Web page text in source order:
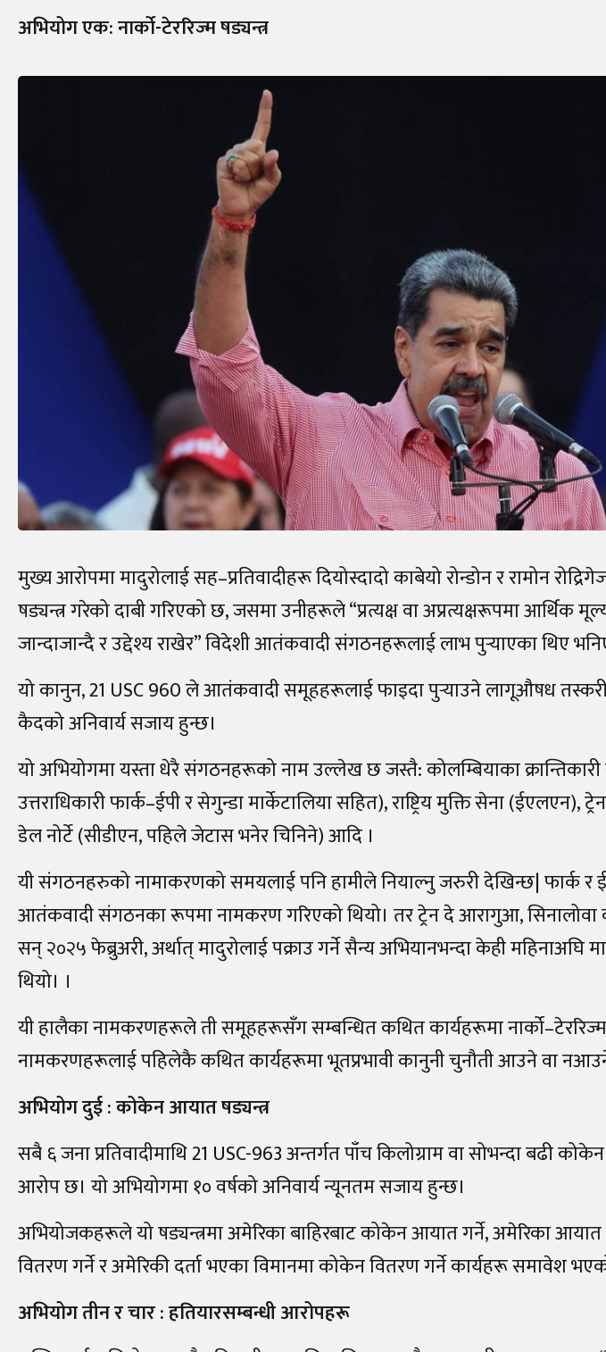
अभियोग एक: नार्को-टेररिज्म षड्यन्त्र
मुख्य आरोपमा मादुरोलाई सह–प्रतिवादीहरू दियोस्दादो काबेयो रोन्डोन र रामोन
षड्यन्त्र गरेको दाबी गरिएको छ, जसमा उनीहरूले “प्रत्यक्ष वा अप्रत्यक्षरूपमा आर्थिक
जान्दाजान्दै र उद्देश्य राखेर” विदेशी आतंकवादी संगठनहरूलाई लाभ पुर्‍याएका थिए
यो कानुन, 21 USC 960ले आतंकवादी समूहहरूलाई फाइदा पुर्‍याउने लागूऔषध
कैदको अनिवार्य सजाय हुन्छ।
यो अभियोगमा यस्ता धेरै संगठनहरूको नाम उल्लेख छ जस्तै: कोलम्बियाका
उत्तराधिकारी फार्क–ईपी र सेगुन्डा मार्केटालिया सहित), राष्ट्रिय मुक्ति सेना (ईएलएन),
डेल नोर्टे (सीडीएन, पहिले जेटास भनेर चिनिने) आदि ।
यी संगठनहरुको नामाकरणको समयलाई पनि हामीले नियाल्नु जरुरी देखिन्छ|फार्क र
आतंकवादी संगठनका रूपमा नामकरण गरिएको थियो। तर ट्रेन दे आरागुआ, सिनालोवा
सन् २०२५ फेब्रुअरी, अर्थात् मादुरोलाई पक्राउ गर्ने सैन्य अभियानभन्दा केही
थियो। ।
यी हालैका नामकरणहरूले ती समूहहरूसँग सम्बन्धित कथित कार्यहरूमा नार्को–
नामकरणहरूलाई पहिलेकै कथित कार्यहरूमा भूतप्रभावी कानुनी चुनौती आउने वा
अभियोग दुई : कोकेन आयात षड्यन्त्र
सबै ६ जना प्रतिवादीमाथि 21 USC-963अन्तर्गत पाँच किलोग्राम वा सोभन्दा बढी
आरोप छ। यो अभियोगमा १० वर्षको अनिवार्य न्यूनतम सजाय हुन्छ।
अभियोजकहरूले यो षड्यन्त्रमा अमेरिका बाहिरबाट कोकेन आयात गर्ने, अमेरिका
वितरण गर्ने र अमेरिकी दर्ता भएका विमानमा कोकेन वितरण गर्ने कार्यहरू समावेश
अभियोग तीन र चार : हतियारसम्बन्धी आरोपहरू